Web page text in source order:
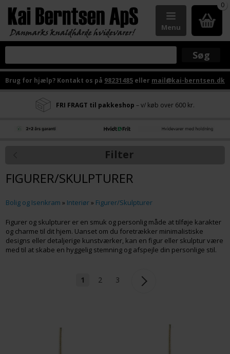
0
Menu
Brug for hjælp? Kontakt os på 98231485 eller mail@kai-berntsen.dk
FRI FRAGT til pakkeshop – v/ køb over 600 kr.
Filter
FIGURER/SKULPTURER
Bolig og Isenkram » Interiør» Figurer/Skulpturer
Figurer og skulpturer er en smuk og personlig måde at tilføje karakter
og charme til dit hjem. Uanset om du foretrækker minimalistiske
designs eller detaljerige kunstværker, kan en figur eller skulptur være
med til at skabe en hyggelig stemning og afspejle din personlige stil.
1 2 3